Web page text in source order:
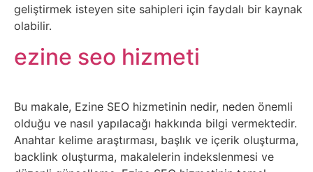
Hukuk
İnternetten
Para
Kazanma
geliştirmek isteyen site sahipleri için faydalı bir kaynak
olabilir.
ezine seo hizmeti
Bu makale, Ezine SEO hizmetinin nedir, neden önemli
olduğu ve nasıl yapılacağı hakkında bilgi vermektedir.
Anahtar kelime araştırması, başlık ve içerik oluşturma,
backlink oluşturma, makalelerin indekslenmesi ve